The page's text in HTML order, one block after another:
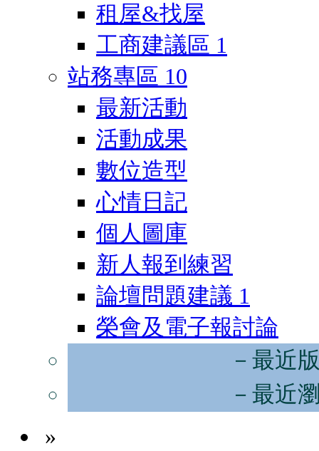
租屋&找屋
工商建議區 1
站務專區 10
最新活動
活動成果
數位造型
心情日記
個人圖庫
新人報到練習
論壇問題建議 1
榮會及電子報討論
－最近
－最近
»